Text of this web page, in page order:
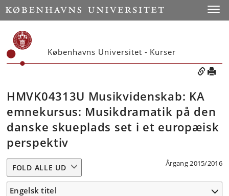
Københavns Universitet - Kurser
HMVK04313U Musikvidenskab: KA
emnekursus: Musikdramatik på den
danske skueplads set i et europæisk
perspektiv
Årgang 2015/2016
FOLD ALLE UD
Engelsk titel